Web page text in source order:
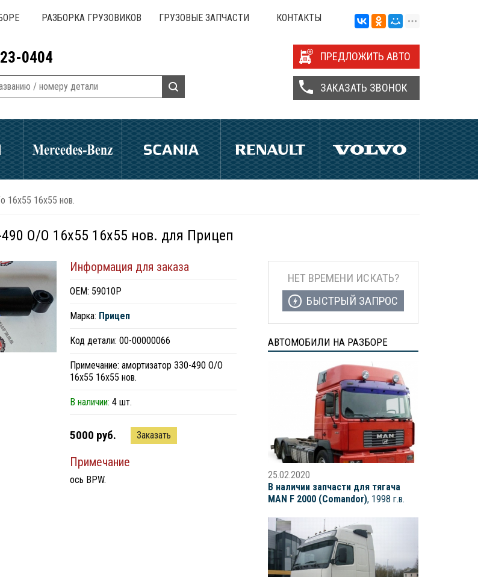
РАЗБОРКА ГРУЗОВИКОВ ГРУЗОВЫЕ ЗАПЧАСТИ КОНТАКТЫ
0404 ПРЕДЛОЖИТЬ АВТО
ЗАКАЗАТЬ ЗВОНОК
16х55 16х55 нов.
O/O 16х55 16х55 нов. для Прицеп
Информация для заказа
ОЕМ: 59010P
Марка: Прицеп
Код детали: 00-00000066
Примечание: амортизатор 330-490 O/O
16х55 16х55 нов.
В наличии: 4 шт.
5000 руб. Заказать
Примечание
ось BPW.
НЕТ ВРЕМЕНИ ИСКАТЬ?
БЫСТРЫЙ ЗАПРОС
АВТОМОБИЛИ НА РАЗБОРЕ
25.02.2020
В наличии запчасти для тягача
MAN F 2000 (Comandor), 1998 г.в.